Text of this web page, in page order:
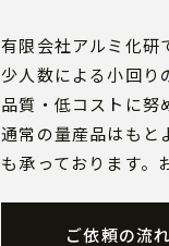
有限会社アルミ化研
少人数による小回り
品質・低コストに努
通常の量産品はもと
も承っております。
ご依頼の流